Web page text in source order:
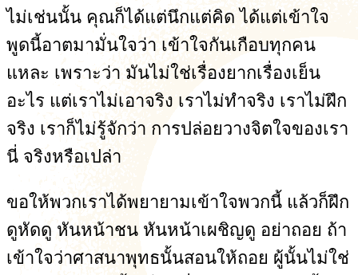
ไม่เช่นนั้น คุณก็ได้แต่นึกแต่คิด ได้แต่เข้าใจ
พูดนี้อาตมามั่นใจว่า เข้าใจกันเกือบทุกคน
แหละ เพราะว่า มันไม่ใช่เรื่องยากเรื่องเย็น
อะไร แต่เราไม่เอาจริง เราไม่ทำจริง เราไม่ฝึก
จริง เราก็ไม่รู้จักว่า การปล่อยวางจิตใจของเรา
นี่ จริงหรือเปล่า
ขอให้พวกเราได้พยายามเข้าใจพวกนี้ แล้วก็ฝึก
ดูหัดดู หันหน้าชน หันหน้าเผชิญดู อย่าถอย ถ้า
เข้าใจว่าศาสนาพุทธนั้นสอนให้ถอย ผู้นั้นไม่ใช่